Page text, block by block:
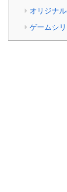
オリジナ
ゲームシ